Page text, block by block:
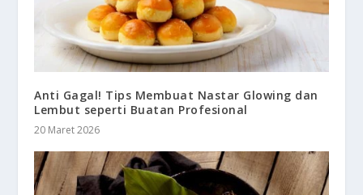
Anti Gagal! Tips Membuat Nastar Glowing dan
Lembut seperti Buatan Profesional
20 Maret 2026